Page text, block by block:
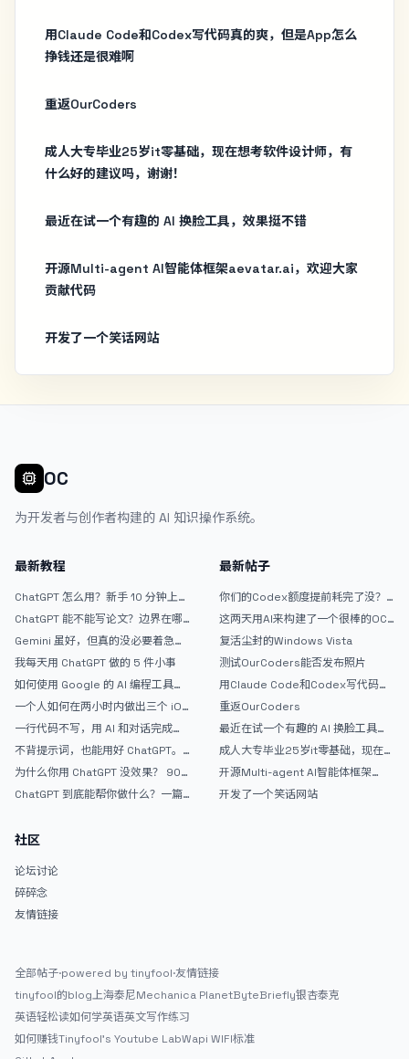
用Claude Code和Codex写代码真的爽，但是App怎么
挣钱还是很难啊
重返OurCoders
成人大专毕业25岁it零基础，现在想考软件设计师，有
什么好的建议吗，谢谢！
最近在试一个有趣的 AI 换脸工具，效果挺不错
开源Multi-agent AI智能体框架aevatar.ai，欢迎大家
贡献代码
开发了一个笑话网站
OC
为开发者与创作者构建的 AI 知识操作系统。
最新教程
ChatGPT 怎么用？新手 10 分钟上手
ChatGPT 能不能写论文？边界在哪
Gemini 虽好，但真的没必要着急放
弃 ChatGPT
我每天用 ChatGPT 做的 5 件小事
如何使用 Google 的 AI 编程工具
AntiGravity：独立开发者的新时代
武器
一个人如何在两小时内做出三个 iOS
APP？｜AntiGravity + Gemini 3 实
战完整记录
一行代码不写，用 AI 和对话完成一
个完整网站：《图书天堂》实战记录
不背提示词，也能用好 ChatGPT。
一个万能提问模板
为什么你用 ChatGPT 没效果？ 90%
的人第一步就问错了
ChatGPT 到底能帮你做什么？一篇
最新帖子
你们的Codex额度提前耗完了没？
戒断反应如何？
这两天用AI来构建了一个很棒的OC
论坛精华区
复活尘封的Windows Vista
测试OurCoders能否发布照片
用Claude Code和Codex写代码真
的爽，但是App怎么挣钱还是很难啊
重返OurCoders
最近在试一个有趣的 AI 换脸工具，
效果挺不错
成人大专毕业25岁it零基础，现在想
考软件设计师，有什么好的建议吗，
谢谢！
开源Multi-agent AI智能体框架
aevatar.ai，欢迎大家贡献代码
开发了一个笑话网站
社区
论坛讨论
碎碎念
友情链接
全部帖子·powered by tinyfool·友情链接
tinyfool的blog上海泰尼Mechanica PlanetByteBriefly银杏泰克
英语轻松读如何学英语英文写作练习
如何赚钱Tinyfool's Youtube LabWapi WIFI标准